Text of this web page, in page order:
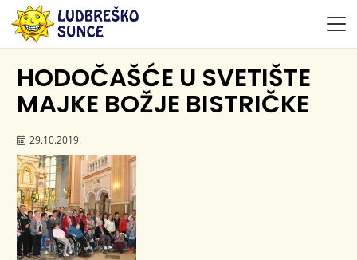
HODOČAŠĆE U SVETIŠTE
MAJKE BOŽJE BISTRIČKE
29.10.2019.